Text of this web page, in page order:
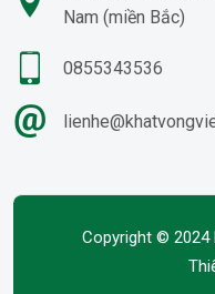
Nam (miền Bắc)
0855343536
Copyright © 2024